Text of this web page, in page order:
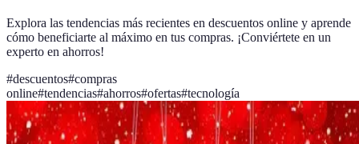
Explora las tendencias más recientes en descuentos online y aprende
cómo beneficiarte al máximo en tus compras. ¡Conviértete en un
experto en ahorros!
#descuentos#compras
online#tendencias#ahorros#ofertas#tecnología